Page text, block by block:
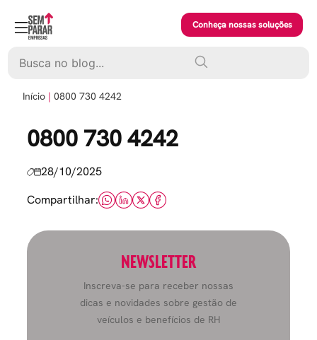
content
Conheça nossas soluções
Início 0800 730 4242
0800 730 4242
28/10/2025
Compartilhar:
NEWSLETTER
Inscreva-se para receber nossas
dicas e novidades sobre gestão de
veículos e benefícios de RH